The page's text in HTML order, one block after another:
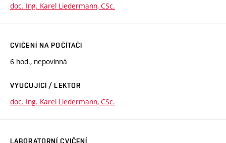
doc. Ing. Karel Liedermann, CSc.
CVIČENÍ NA POČÍTAČI
6 hod., nepovinná
VYUČUJÍCÍ / LEKTOR
doc. Ing. Karel Liedermann, CSc.
LABORATORNÍ CVIČENÍ